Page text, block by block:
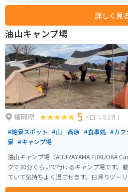
どう、梨、イチゴなどで、季節によっては
ます。また、レストランでは、地元の食材
できます。 バイクで訪れる際は、広々とした駐車場があるので安心です。道
の駅 うすいは、周囲の山々を走るツーリン
です。美しい景色を楽しみながら、地元の
い。
詳しく見
油山キャンプ場
福岡県 5 （口コミ1件）
#絶景スポット #山｜高原 #食事処 #カフ
景 #キャンプ場
油山キャンプ場（ABURAYAMA FUKUOKA
クで30分くらいで行けるキャンプ場です。
ていて気持ちよく過ごせます。日帰りツー
やソフトクリームを味わうことも楽しめま